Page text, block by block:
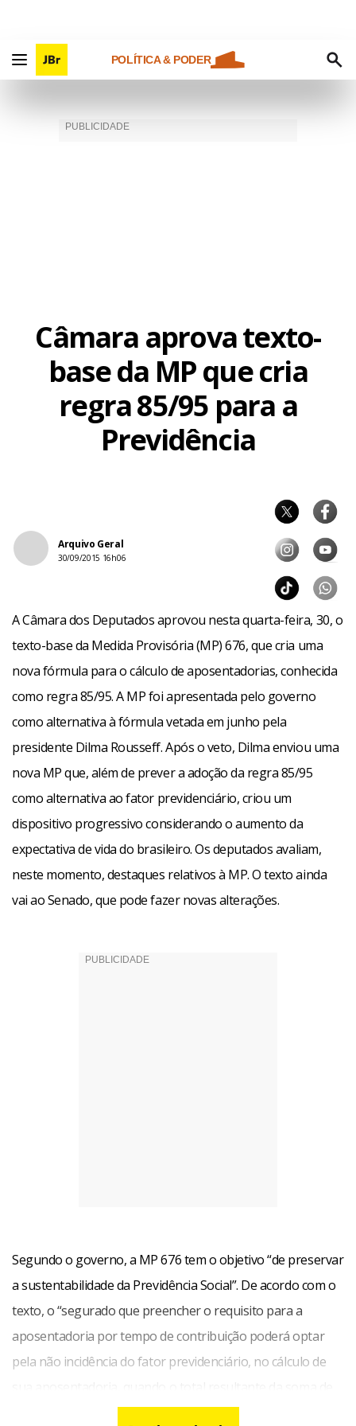
POLÍTICA & PODER
Câmara aprova texto-
base da MP que cria
regra 85/95 para a
Previdência
Arquivo Geral
30/09/2015 16h06
A Câmara dos Deputados aprovou nesta quarta-feira, 30, o
texto-base da Medida Provisória (MP) 676, que cria uma
nova fórmula para o cálculo de aposentadorias, conhecida
como regra 85/95. A MP foi apresentada pelo governo
como alternativa à fórmula vetada em junho pela
presidente Dilma Rousseff. Após o veto, Dilma enviou uma
nova MP que, além de prever a adoção da regra 85/95
como alternativa ao fator previdenciário, criou um
dispositivo progressivo considerando o aumento da
expectativa de vida do brasileiro. Os deputados avaliam,
neste momento, destaques relativos à MP. O texto ainda
vai ao Senado, que pode fazer novas alterações.
Segundo o governo, a MP 676 tem o objetivo “de preservar
a sustentabilidade da Previdência Social”. De acordo com o
texto, o “segurado que preencher o requisito para a
aposentadoria por tempo de contribuição poderá optar
pela não incidência do fator previdenciário, no cálculo de
sua idade e de seu tempo de contribuição, incluídas as